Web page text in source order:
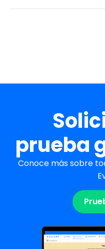
prueba
Conoce más sobre